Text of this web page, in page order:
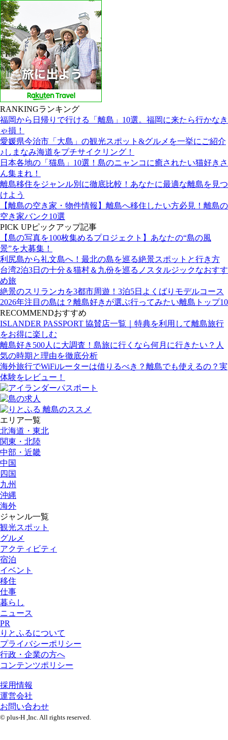
RANKINGランキング
福岡から日帰りで行ける「離島」10選。福岡に来たら行かなき
ゃ損！
愛媛県今治市「大島」の観光スポット&グルメを一挙にご紹介
♪しまなみ海道をプチサイクリング！
日本各地の「猫島」10選！島のニャンコに癒されたい猫好きさ
ん集まれ！
離島移住をジャンル別に徹底比較！あなたに最適な離島を見つ
けよう
【離島の空き家・物件情報】離島へ移住したい方必見！離島の
空き家バンク10選
PICK UPピックアップ記事
【島の写真を100枚集めるプロジェクト】あなたの“島の風
景”を大募集！
利尻島から礼文島へ！最北の島を巡る絶景スポットと行き方
台湾2泊3日の十分＆猫村＆九份を巡るノスタルジックなおすす
め旅
絶景のスリランカを3都市周遊！3泊5日よくばりモデルコース
2026年注目の島は？離島好きが選ぶ行ってみたい離島トップ10
RECOMMENDおすすめ
ISLANDER PASSPORT 協賛店一覧｜特典を利用して離島旅行
をお得に楽しむ
離島好き500人に大調査！島旅に行くなら何月に行きたい？人
気の時期と理由を徹底分析
海外旅行でWiFiルーターは借りるべき？離島でも使えるの？実
体験をレビュー！
エリア一覧
北海道・東北
関東・北陸
中部・近畿
中国
四国
九州
沖縄
海外
ジャンル一覧
観光スポット
グルメ
アクティビティ
宿泊
イベント
移住
仕事
暮らし
ニュース
PR
りとふるについて
プライバシーポリシー
行政・企業の方へ
コンテンツポリシー
採用情報
運営会社
お問い合わせ
© plus-H ,Inc. All rights reserved.